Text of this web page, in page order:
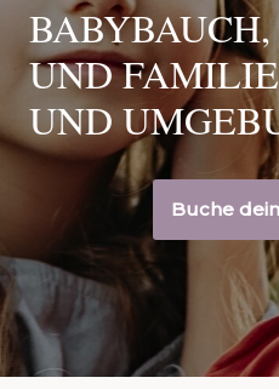
UND
UND
Buche